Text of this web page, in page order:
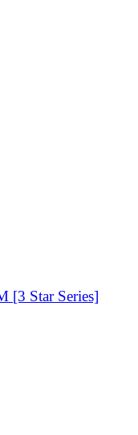
[3 Star Series]